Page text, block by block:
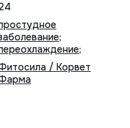
;
;
/ Корвет